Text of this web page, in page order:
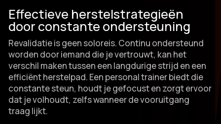
Effectieve herstelstrategieën
door constante ondersteuning
Revalidatie is geen soloreis.​ Continu ondersteund
worden door iemand die je vertrouwt, kan het
verschil maken tussen een langdurige strijd en een
efficiënt herstelpad.​ Een personal trainer biedt die
constante steun, houdt je gefocust en zorgt ervoor
dat je volhoudt, zelfs wanneer de vooruitgang
traag lijkt.​